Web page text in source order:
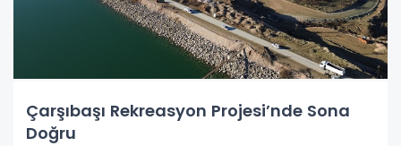
Çarşıbaşı Rekreasyon Projesi’nde Sona
Doğru